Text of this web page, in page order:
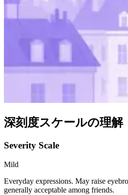
深刻度スケールの理解
Severity Scale
Mild
Everyday expressions. May raise
generally acceptable among friends.